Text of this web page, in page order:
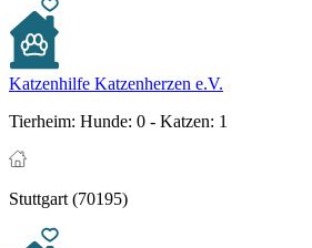
Katzenhilfe Katzenherzen e.V.
Tierheim: Hunde: 0 - Katzen: 1
Stuttgart (70195)